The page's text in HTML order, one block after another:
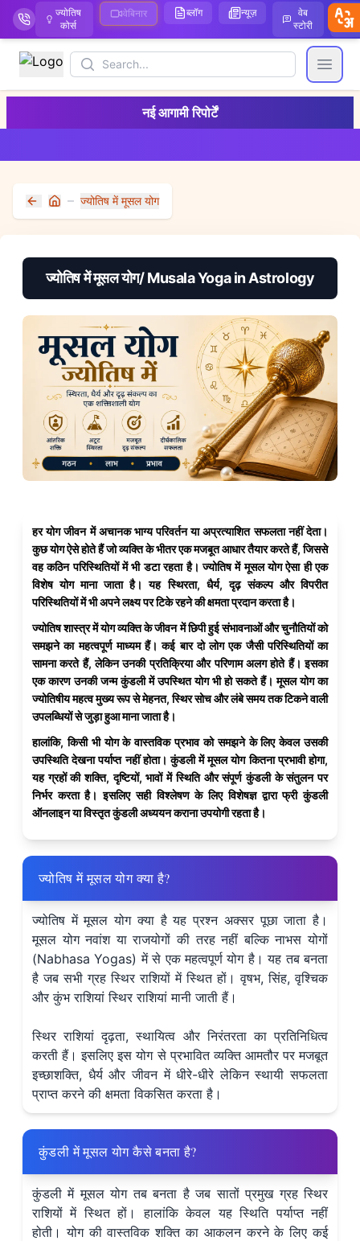
ज्योतिष
कोर्स
वेबिनार ब्लॉग न्यूज़
वेब
स्टोरी
Search
Open
नई आगामी रिपोर्टें
Home ज्योतिष में मूसल योग
ज्योतिष में मूसल योग/ Musala Yoga in Astrology
हर योग जीवन में अचानक भाग्य परिवर्तन या अप्रत्याशित सफलता नहीं देता।
कुछ योग ऐसे होते हैं जो व्यक्ति के भीतर एक मजबूत आधार तैयार करते हैं, जिससे
वह कठिन परिस्थितियों में भी डटा रहता है। ज्योतिष में मूसल योग ऐसा ही एक
विशेष योग माना जाता है। यह स्थिरता, धैर्य, दृढ़ संकल्प और विपरीत
परिस्थितियों में भी अपने लक्ष्य पर टिके रहने की क्षमता प्रदान करता है।
ज्योतिष शास्त्र में योग व्यक्ति के जीवन में छिपी हुई संभावनाओं और चुनौतियों को
समझने का महत्वपूर्ण माध्यम हैं। कई बार दो लोग एक जैसी परिस्थितियों का
सामना करते हैं, लेकिन उनकी प्रतिक्रिया और परिणाम अलग होते हैं। इसका
एक कारण उनकी जन्म कुंडली में उपस्थित योग भी हो सकते हैं। मूसल योग का
ज्योतिषीय महत्व मुख्य रूप से मेहनत, स्थिर सोच और लंबे समय तक टिकने वाली
उपलब्धियों से जुड़ा हुआ माना जाता है।
हालांकि, किसी भी योग के वास्तविक प्रभाव को समझने के लिए केवल उसकी
उपस्थिति देखना पर्याप्त नहीं होता। कुंडली में मूसल योग कितना प्रभावी होगा,
यह ग्रहों की शक्ति, दृष्टियों, भावों में स्थिति और संपूर्ण कुंडली के संतुलन पर
निर्भर करता है। इसलिए सही विश्लेषण के लिए विशेषज्ञ द्वारा फ्री कुंडली
ऑनलाइन या विस्तृत कुंडली अध्ययन कराना उपयोगी रहता है।
ज्योतिष में मूसल योग क्या है?
ज्योतिष में मूसल योग क्या है यह प्रश्न अक्सर पूछा जाता है।
मूसल योग नवांश या राजयोगों की तरह नहीं बल्कि नाभस योगों
(Nabhasa Yogas) में से एक महत्वपूर्ण योग है। यह तब बनता
है जब सभी ग्रह स्थिर राशियों में स्थित हों। वृषभ, सिंह, वृश्चिक
और कुंभ राशियां स्थिर राशियां मानी जाती हैं।
स्थिर राशियां दृढ़ता, स्थायित्व और निरंतरता का प्रतिनिधित्व
करती हैं। इसलिए इस योग से प्रभावित व्यक्ति आमतौर पर मजबूत
इच्छाशक्ति, धैर्य और जीवन में धीरे-धीरे लेकिन स्थायी सफलता
प्राप्त करने की क्षमता विकसित करता है।
कुंडली में मूसल योग कैसे बनता है?
कुंडली में मूसल योग तब बनता है जब सातों प्रमुख ग्रह स्थिर
राशियों में स्थित हों। हालांकि केवल यह स्थिति पर्याप्त नहीं
होती। योग की वास्तविक शक्ति का आकलन करने के लिए कई